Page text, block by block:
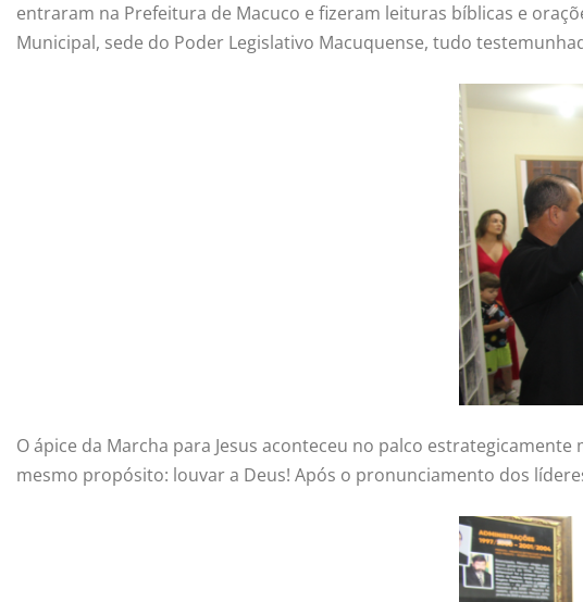
entraram na Prefeitura de Macuco e fizeram leituras bíblicas e
Municipal, sede do Poder Legislativo Macuquense, tudo
O ápice da Marcha para Jesus aconteceu no palco
mesmo propósito: louvar a Deus! Após o pronunciamento dos